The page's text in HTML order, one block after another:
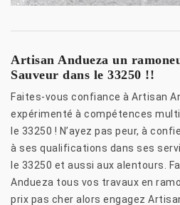
Artisan Andueza un
Sauveur dans le 33250 !!
Faites-vous confiance à Artisan
expérimenté à compétences
le 33250 ! N’ayez pas peur, à
à ses qualifications dans ses
le 33250 et aussi aux alentours.
Andueza tous vos travaux en
prix pas cher alors engagez